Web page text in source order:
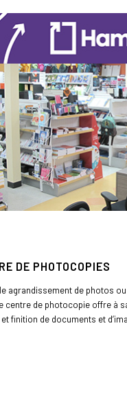
DE PHOTOCOPIES
agrandissement de photos
centre de photocopie offre à
finition de documents et